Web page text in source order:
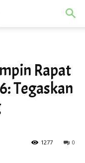
Rapat
Tegaskan
0
1277